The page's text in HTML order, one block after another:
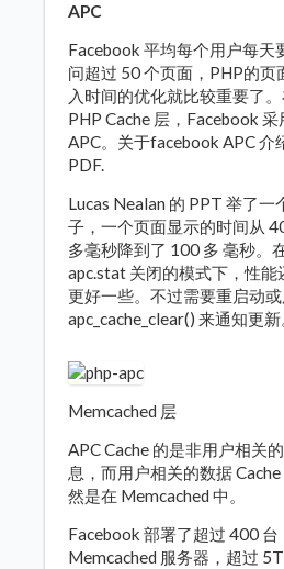
APC
Facebook 平均每个用户每天
问超过 50 个页面，PHP的页
入时间的优化就比较重要了
PHP Cache 层，Facebook 采
APC。关于facebook APC 介
PDF.
Lucas Nealan 的 PPT 举了一
子，一个页面显示的时间从
多毫秒降到了 100 多 毫秒。
apc.stat 关闭的模式下，性能
更好一些。不过需要重启动
apc_cache_clear() 来通知更新
Memcached 层
APC Cache 的是非用户相关
息，而用户相关的数据 Cache
然是在 Memcached 中。
Facebook 部署了超过 400 台
Memcached 服务器，超过